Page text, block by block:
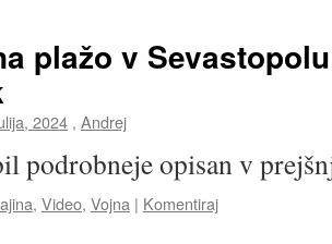
plažo v
2024 , Andrej
podrobneje opisan v
, Video, Vojna | Komentiraj